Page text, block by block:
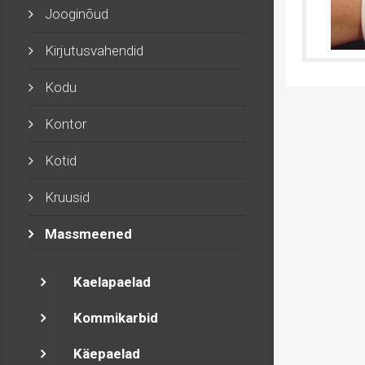
Jooginõud
Kirjutusvahendid
Kodu
Kontor
Kotid
Kruusid
Massmeened
Kaelapaelad
Kommikarbid
Käepaelad